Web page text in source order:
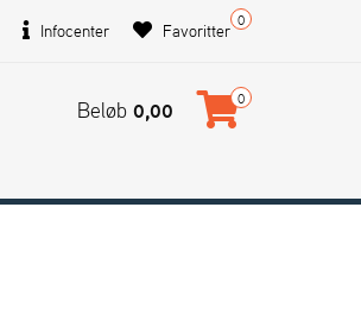
Infocenter 0
Favoritter
Beløb 0,00 0